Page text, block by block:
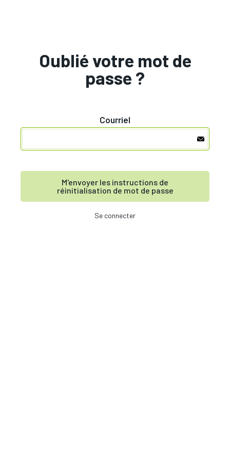
Oublié votre mot de
passe ?
Courriel
M'envoyer les instructions de
réinitialisation de mot de passe
Se connecter